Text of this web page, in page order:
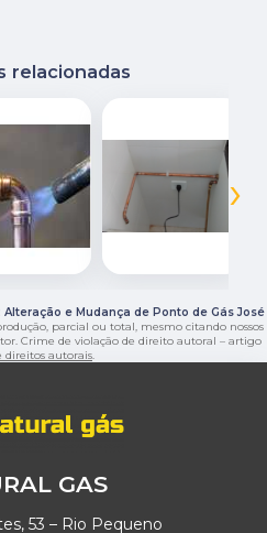
relacionadas
›
Alteração e Mudança de Ponto de Gás José
parcial ou total, mesmo citando nossos
Crime de violação de direito autoral – artigo
direitos autorais.
GAS
53 – Rio Pequeno